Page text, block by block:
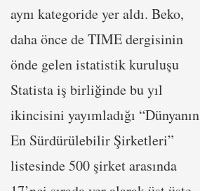
aynı kategoride yer aldı. Beko,
daha önce de TIME dergisinin
önde gelen istatistik kuruluşu
Statista iş birliğinde bu yıl
ikincisini yayımladığı “Dünyanın
En Sürdürülebilir Şirketleri”
listesinde 500 şirket arasında